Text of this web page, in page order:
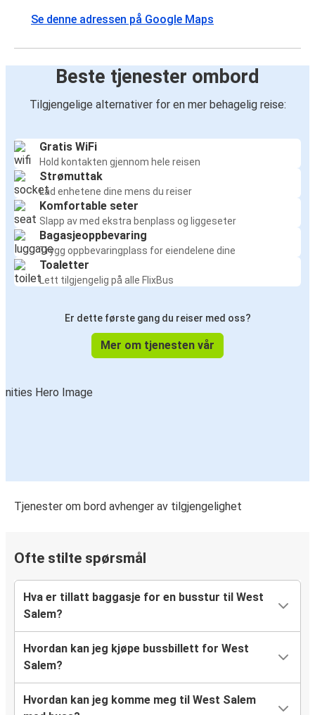
Se denne adressen på Google Maps
Beste tjenester ombord
Tilgjengelige alternativer for en mer behagelig reise:
Gratis WiFi
Hold kontakten gjennom hele reisen
Strømuttak
Lad enhetene dine mens du reiser
Komfortable seter
Slapp av med ekstra benplass og liggeseter
Bagasjeoppbevaring
Trygg oppbevaringplass for eiendelene dine
Toaletter
Lett tilgjengelig på alle FlixBus
Er dette første gang du reiser med oss?
Mer om tjenesten vår
Tjenester om bord avhenger av tilgjengelighet
Ofte stilte spørsmål
Hva er tillatt baggasje for en busstur til West
Salem?
Hvordan kan jeg kjøpe bussbillett for West
Salem?
Hvordan kan jeg komme meg til West Salem